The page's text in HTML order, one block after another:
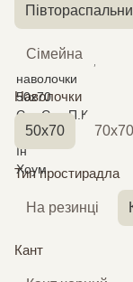
Сімейна
Наволочки
50х70 70х70
Тип простирадла
На резинці
Кант